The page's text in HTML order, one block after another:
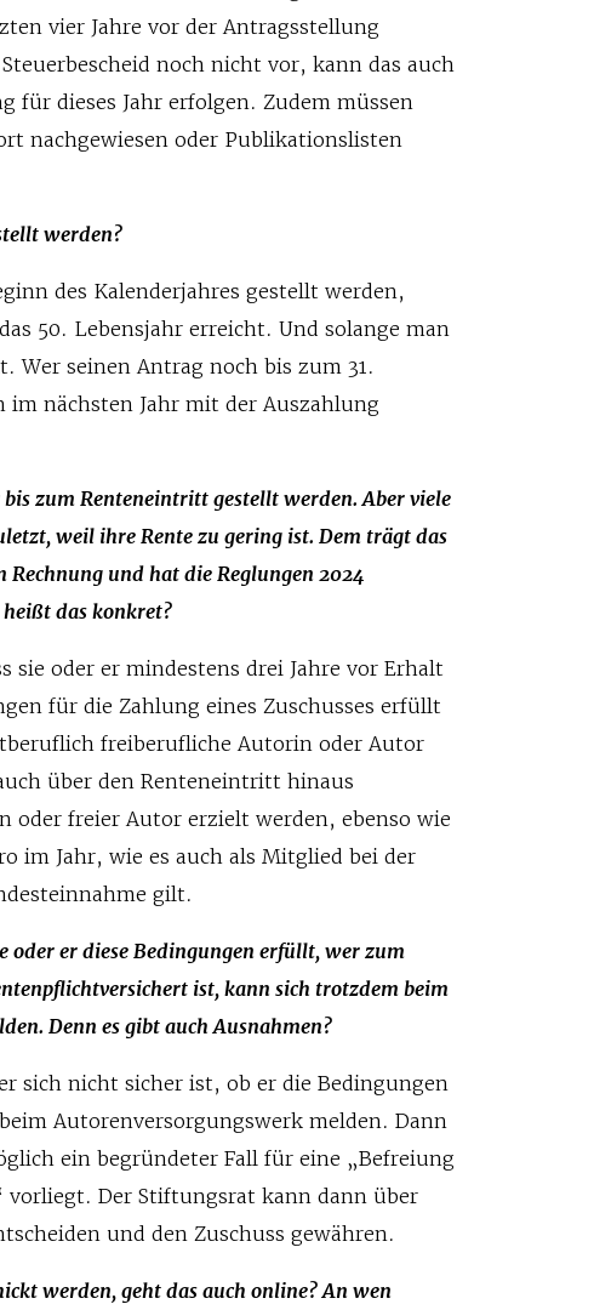
vier Jahre vor der Antragsstellung
noch nicht vor, kann das auch
für dieses Jahr erfolgen. Zudem müssen
nachgewiesen oder Publikationslisten
werden?
des Kalenderjahres gestellt werden,
50. Lebensjahr erreicht. Und solange man
Wer seinen Antrag noch bis zum 31.
im nächsten Jahr mit der Auszahlung
zum Renteneintritt gestellt werden. Aber viele
weil ihre Rente zu gering ist. Dem trägt das
und hat die Reglungen 2024
heißt das konkret?
sie oder er mindestens drei Jahre vor Erhalt
für die Zahlung eines Zuschusses erfüllt
freiberufliche Autorin oder Autor
über den Renteneintritt hinaus
oder freier Autor erzielt werden, ebenso wie
im Jahr, wie es auch als Mitglied bei der
gilt.
oder er diese Bedingungen erfüllt, wer zum
ist, kann sich trotzdem beim
Denn es gibt auch Ausnahmen?
sich nicht sicher ist, ob er die Bedingungen
Autorenversorgungswerk melden. Dann
ein begründeter Fall für eine „Befreiung
vorliegt. Der Stiftungsrat kann dann über
und den Zuschuss gewähren.
werden, geht das auch online? An wen